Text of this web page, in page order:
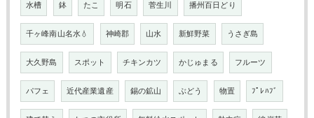
水槽 鉢 たこ 明石 菅生川 播州百日どり
千ヶ峰南山名水💧 神崎郡 山水 新鮮野菜 うさぎ島
大久野島 スポット チキンカツ かじゅまる フルーツ
パフェ 近代産業遺産 錫の鉱山 ぶどう 物置 ﾌﾟﾚﾊﾌﾞ